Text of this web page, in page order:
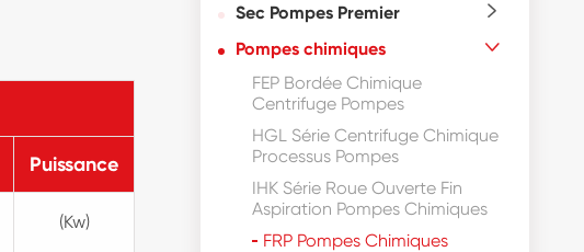
Puissance
(Kw)
Sec Pompes Premier 
Pompes chimiques 
FEP Bordée Chimique
Centrifuge Pompes
HGL Série Centrifuge Chimique
Processus Pompes
IHK Série Roue Ouverte Fin
Aspiration Pompes Chimiques
FRP Pompes Chimiques